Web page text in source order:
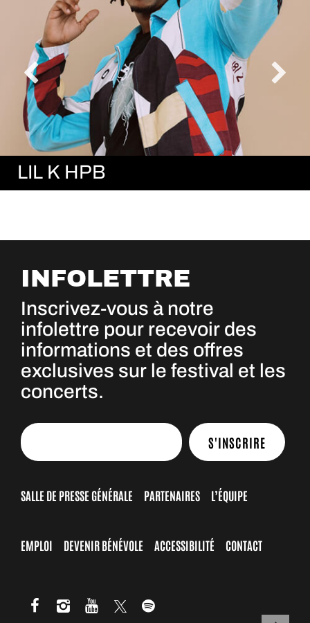
LIL K HPB
INFOLETTRE
Inscrivez-vous à notre
infolettre pour recevoir des
informations et des offres
exclusives sur le festival et les
concerts.
S'INSCRIRE
SALLE DE PRESSE GÉNÉRALE PARTENAIRES L’ÉQUIPE
EMPLOI DEVENIR BÉNÉVOLE ACCESSIBILITÉ CONTACT